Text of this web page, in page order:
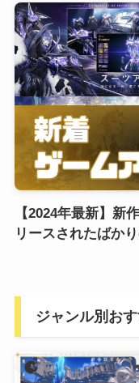
【2024年最新】新
リースされたばか
ジャンル別お